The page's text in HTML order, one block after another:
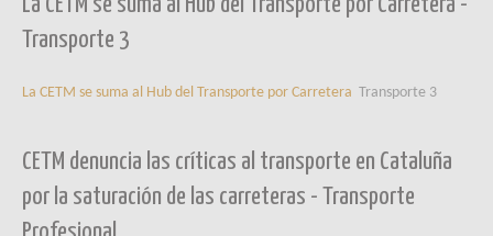
Transporte 3
La CETM se suma al Hub del Transporte por Carretera Transporte 3
CETM denuncia las críticas al transporte en Cataluña
por la saturación de las carreteras - Transporte